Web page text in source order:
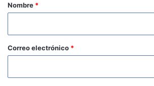
r
o
*
Nombre *
Correo electrónico *